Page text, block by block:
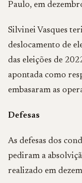
Paulo, em
Silvinei Vasques
deslocamento de
das eleições de
apontada como
embasaram as
Defesas
As defesas dos
pediram a
realizado em